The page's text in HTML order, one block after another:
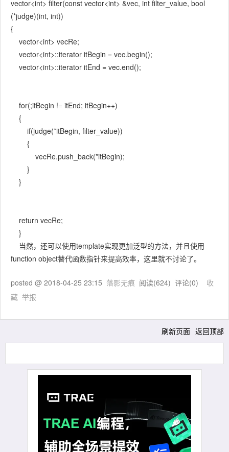
vector<int> filter(const vector<int> &vec, int filter_value, bool
(*judge)(int, int))
{
vector<int> vecRe;
vector<int>::iterator itBegin = vec.begin();
vector<int>::iterator itEnd = vec.end();
for(;itBegin != itEnd; itBegin++)
{
if(judge(*itBegin, filter_value))
{
vecRe.push_back(*itBegin);
}
}
return vecRe;
}
当然，还可以使用template实现更加泛型的方法，并且使用
function object替代函数指针来提高效率，这里就不讨论了。
posted @ 2018-04-25 23:15 落影无痕 阅读(624) 评论(0) 收
藏 举报
刷新页面 返回顶部